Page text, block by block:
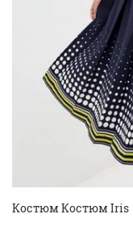
Костюм Костюм Iris